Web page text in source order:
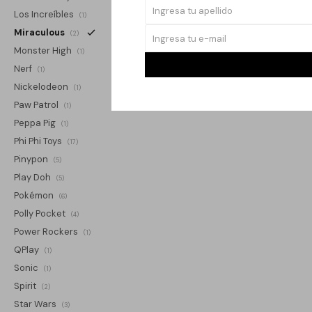
Los Increíbles (1)
Miraculous (2)
Monster High (1)
Nerf (1)
Nickelodeon (1)
Paw Patrol (1)
Peppa Pig (1)
Phi Phi Toys (17)
Pinypon (5)
Play Doh (5)
Pokémon (6)
Polly Pocket (4)
Power Rockers (1)
QPlay (1)
Sonic (1)
Spirit (2)
Star Wars (3)